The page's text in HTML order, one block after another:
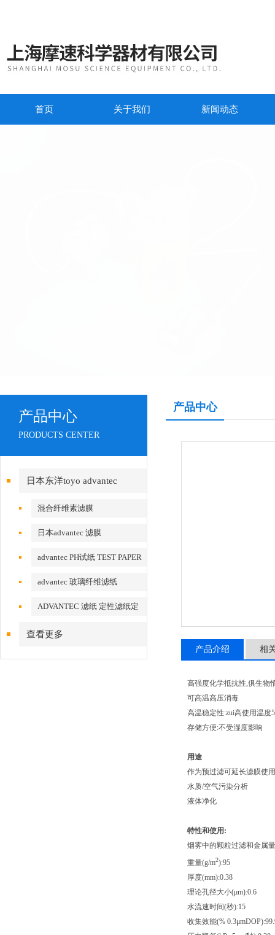
首页 关于我们 新闻动态
产品中心
PRODUCTS CENTER
日本东洋toyo advantec
混合纤维素滤膜
日本advantec 滤膜
advantec PH试纸 TEST PAPER
advantec 玻璃纤维滤纸
ADVANTEC 滤纸 定性滤纸定
查看更多
产品中心
产品介绍 相
高强度化学抵抗性,俱生物
可高温高压消毒
高温稳定性:zui高使用温度
存储方便:不受湿度影响
用途
作为预过滤可延长滤膜使
水质/空气污染分析
液体净化
特性和使用:
烟雾中的颗粒过滤和金属
重量(g/m2):95
厚度(mm):0.38
理论孔径大小(μm):0.6
水流速时间(秒):15
收集效能(% 0.3μ